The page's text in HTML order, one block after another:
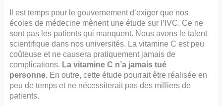
Il est temps pour le gouvernement d’exiger que nos
écoles de médecine mènent une étude sur l’IVC. Ce ne
sont pas les patients qui manquent. Nous avons le talent
scientifique dans nos universités. La vitamine C est peu
coûteuse et ne causera pratiquement jamais de
complications. La vitamine C n’a jamais tué
personne.En outre, cette étude pourrait être réalisée en
peu de temps et ne nécessiterait pas des milliers de
patients.